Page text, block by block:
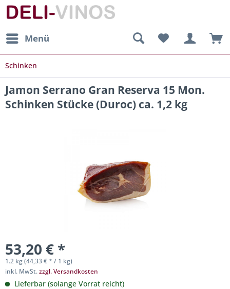
Menü
Schinken
Jamon Serrano Gran Reserva 15 Mon.
Schinken Stücke (Duroc) ca. 1,2 kg
53,20 € *
1.2 kg (44,33 € * / 1 kg)
inkl. MwSt.zzgl. Versandkosten
Lieferbar (solange Vorrat reicht)